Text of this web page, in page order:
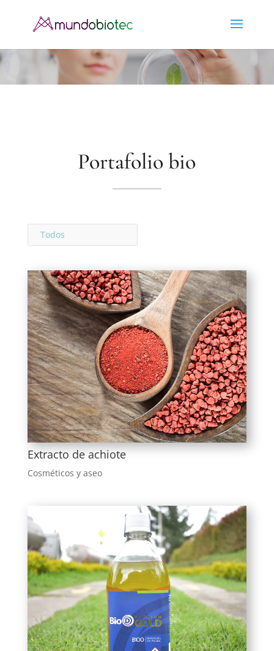
Portafolio bio
Todos
Extracto de achiote
Cosméticos y aseo